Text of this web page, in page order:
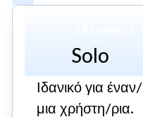
Solo
Ιδανικό για έναν/
μια χρήστη/ρια.